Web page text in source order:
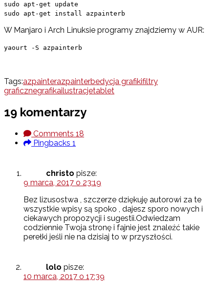
sudo apt-get update
sudo apt-get install azpainterb
W Manjaro i Arch Linuksie programy znajdziemy w AUR:
yaourt -S azpainterb
Tags:azpainterazpainterbedycja grafikifiltry
graficznegrafikailustracjetablet
19 komentarzy
Comments 18
Pingbacks 1
christo pisze:
9 marca, 2017 o 23:19
Bez lizusostwa , szczerze dziękuję autorowi za te
wszystkie wpisy są spoko , dajesz sporo nowych i
ciekawych propozycji i sugestii.Odwiedzam
codziennie Twoja stronę i fajnie jest znaleźć takie
perełki jeśli nie na dzisiaj to w przyszłości.
lolo pisze:
10 marca, 2017 o 17:39